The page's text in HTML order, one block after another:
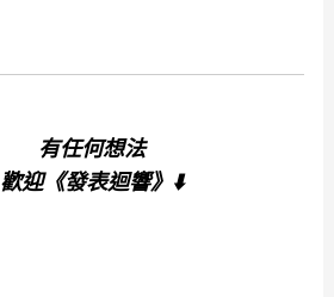
有任何想法
歡迎《發表迴響》⬇️